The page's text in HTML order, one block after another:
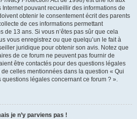
Internet pouvant recueillir des informations de
obtenir le consentement écrit des parents
de ces informations permettant
de 13 ans. Si vous n’êtes pas sûr que cela
vous enregistrez ou que quelqu’un le fait à
juridique pour obtenir son avis. Notez que
de ce forum ne peuvent pas fournir de
être contactés pour des questions légales
de celles mentionnées dans la question « Qui
légales concernant ce forum ? ».
je n’y parviens pas !